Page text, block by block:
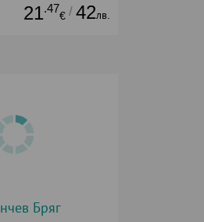
21.47
€ / 42лв.
Бряг